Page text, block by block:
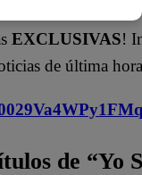
EXCLUSIVAS!
de última
de “Yo